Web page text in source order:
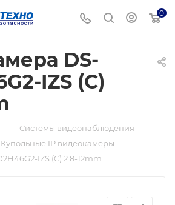
0
DS-
IZS (C)
— Системы видеонаблюдения —
Купольные IP видеокамеры —
IZS (C) 2.8-12mm